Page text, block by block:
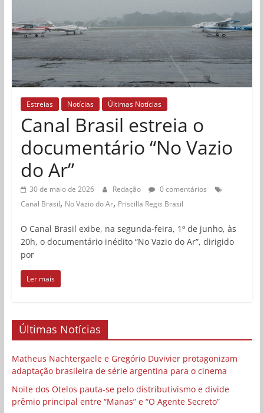
Estreias Notícias Últimas Notícias
Canal Brasil estreia o
documentário “No Vazio
do Ar”
30 de maio de 2026 Redação
0 comentários
Canal Brasil, No Vazio do Ar, Priscilla Regis Brasil
O Canal Brasil exibe, na segunda-feira, 1º de junho, às
20h, o documentário inédito “No Vazio do Ar”, dirigido
por
Ler mais
Últimas Notícias
Matheus Nachtergaele e Gregório Duvivier protagonizam
adaptação brasileira de série argentina para o cinema
Noite dos Otelos pauta-se pelo distributivismo e divide
prêmio principal entre “Manas” e “O Agente Secreto”